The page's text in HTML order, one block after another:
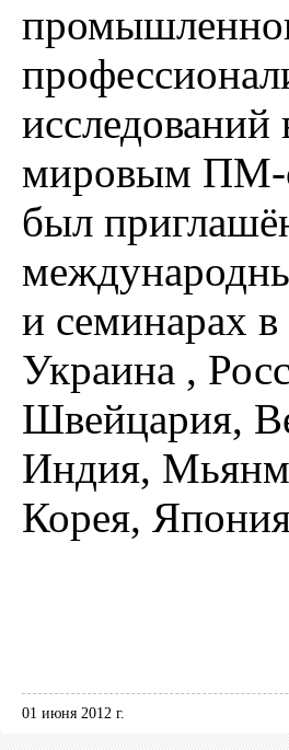
мировым ПМ-
был
и семинарах
Украина ,
Швейцария,
Индия,
Корея,
01 июня 2012 г.